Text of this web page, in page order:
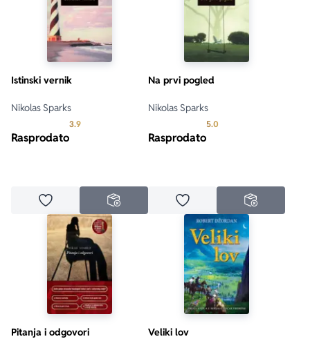
Istinski vernik
Nikolas Sparks
3.9Prosecna ocena je 3.9 od 5
Rasprodato
Dodaj u omiljeneNEDOSTUPNO
Na prvi pogled
Nikolas Sparks
5.0
Rasprodato
Dodaj u omiljene
Pitanja i odgovori Veliki lov